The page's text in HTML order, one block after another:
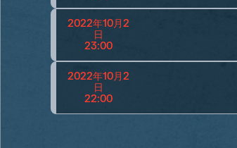
2022年10月2
日
23:00
2022年10月2
日
22:00